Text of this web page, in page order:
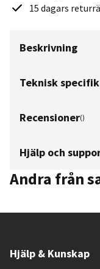
15 dagars
Beskrivning
Teknisk
Recensioner()
Hjälp och
Andra från
Hjälp & Kunskap